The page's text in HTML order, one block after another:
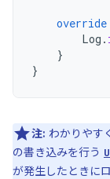
override
Log .
}
}
注: わかりやす
の書き込みを行う
が発生したときに